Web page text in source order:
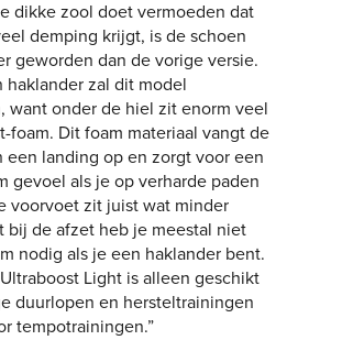
dikke zool doet vermoeden dat
demping krijgt, is de schoen
geworden dan de vorige versie.
haklander zal dit model
want onder de hiel zit enorm veel
foam. Dit foam materiaal vangt de
een landing op en zorgt voor een
gevoel als je op verharde paden
voorvoet zit juist wat minder
bij de afzet heb je meestal niet
nodig als je een haklander bent.
Light is alleen geschikt
duurlopen en hersteltrainingen
tempotrainingen.”